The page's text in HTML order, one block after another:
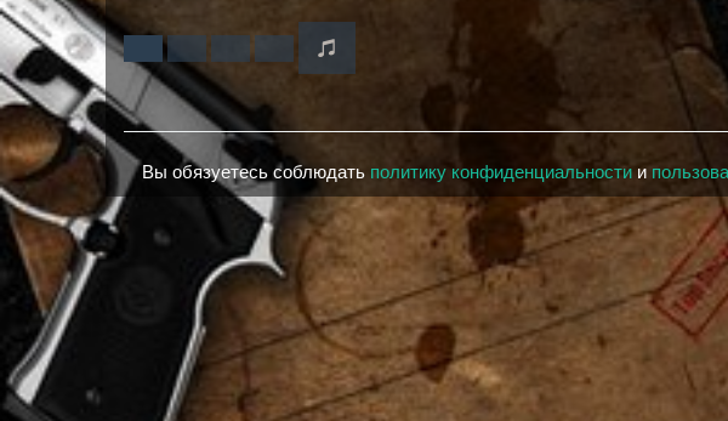
Вы обязуетесь соблюдать политику конфиденциальности и